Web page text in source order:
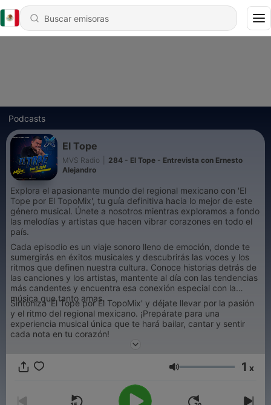
Podcasts
El Tope
MVS Radio
284 - El Tope - Entrevista con Ernesto
Alejandro
Explora el apasionante mundo del regional mexicano con 'El
Tope por El TopoMix', tu guía definitiva hacia lo mejor de este
género musical. Únete a nosotros mientras exploramos a fondo
las melodías y artistas que hacen vibrar corazones en todo el
país.
Cada episodio es un viaje sonoro lleno de emoción, donde te
sumergirás en éxitos musicales y descubrirás las voces y los
ritmos que definen nuestra cultura. Conoce historias detrás de
las canciones y los artistas, mantente al día con las tendencias
más candentes y encuentra esa conexión especial con la
música que tanto amas.
Sintoniza 'El Tope por El TopoMix' y déjate llevar por la pasión
y el ritmo del regional mexicano. ¡Prepárate para una
experiencia musical única que te hará bailar, cantar y sentir
cada nota en tu corazón!
Volumen 1 x